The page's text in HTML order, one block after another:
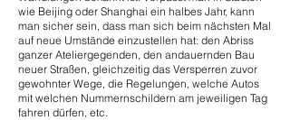
wie Beijing oder Shanghai ein halbes Jahr, kann
man sicher sein, dass man sich beim nächsten Mal
auf neue Umstände einzustellen hat: den Abriss
ganzer Ateliergegenden, den andauernden Bau
neuer Straßen, gleichzeitig das Versperren zuvor
gewohnter Wege, die Regelungen, welche Autos
mit welchen Nummernschildern am jeweiligen Tag
fahren dürfen, etc.